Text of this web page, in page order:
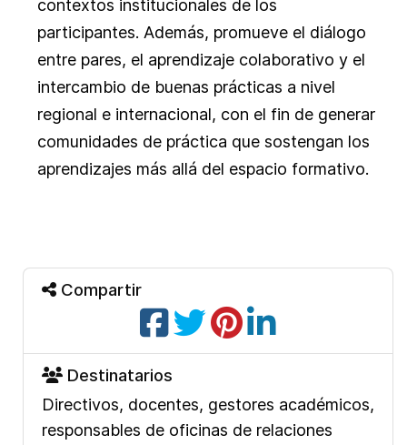
contextos institucionales de los
participantes. Además, promueve el diálogo
entre pares, el aprendizaje colaborativo y el
intercambio de buenas prácticas a nivel
regional e internacional, con el fin de generar
comunidades de práctica que sostengan los
aprendizajes más allá del espacio formativo.
Compartir
Destinatarios
Directivos, docentes, gestores académicos,
responsables de oficinas de relaciones